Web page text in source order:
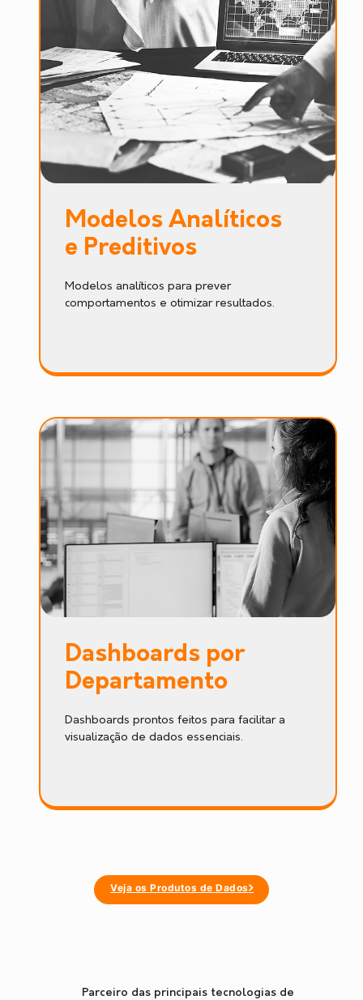
Modelos Analíticos
e Preditivos
Modelos analíticos para prever
comportamentos e otimizar resultados.
Dashboards por
Departamento
Dashboards prontos feitos para facilitar a
visualização de dados essenciais.
Veja os Produtos de Dados
Parceiro das principais tecnologias de